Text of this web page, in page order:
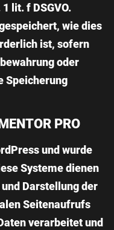
lit. f DSGVO.
wie dies
ist, sofern
oder
Speicherung
PRO
und wurde
Systeme dienen
Darstellung der
Seitenaufrufs
verarbeitet und